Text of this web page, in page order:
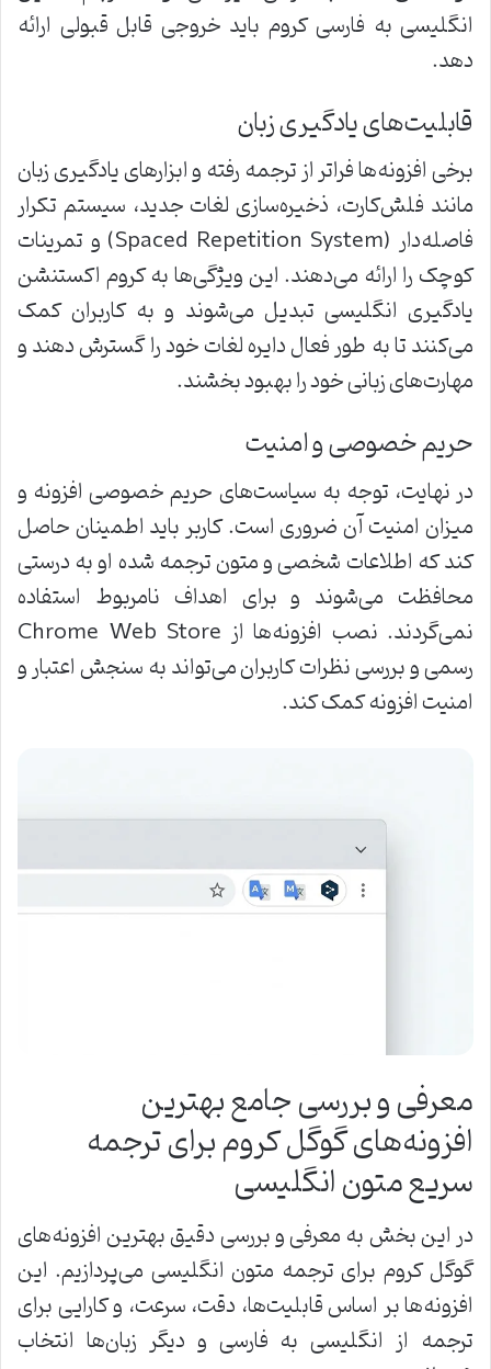
انگلیسی به فارسی کروم باید خروجی قابل قبولی ارائه
دهد.
قابلیت‌های یادگیری زبان
برخی افزونه‌ها فراتر از ترجمه رفته و ابزارهای یادگیری زبان
مانند فلش‌کارت، ذخیره‌سازی لغات جدید، سیستم تکرار
فاصله‌دار (Spaced Repetition System) و تمرینات
کوچک را ارائه می‌دهند. این ویژگی‌ها به کروم اکستنشن
یادگیری انگلیسی تبدیل می‌شوند و به کاربران کمک
می‌کنند تا به طور فعال دایره لغات خود را گسترش دهند و
مهارت‌های زبانی خود را بهبود بخشند.
حریم خصوصی و امنیت
در نهایت، توجه به سیاست‌های حریم خصوصی افزونه و
میزان امنیت آن ضروری است. کاربر باید اطمینان حاصل
کند که اطلاعات شخصی و متون ترجمه شده او به درستی
محافظت می‌شوند و برای اهداف نامربوط استفاده
نمی‌گردند. نصب افزونه‌ها از Chrome Web Store
رسمی و بررسی نظرات کاربران می‌تواند به سنجش اعتبار و
امنیت افزونه کمک کند.
معرفی و بررسی جامع بهترین
افزونه‌های گوگل کروم برای ترجمه
سریع متون انگلیسی
در این بخش به معرفی و بررسی دقیق بهترین افزونه‌های
گوگل کروم برای ترجمه متون انگلیسی می‌پردازیم. این
افزونه‌ها بر اساس قابلیت‌ها، دقت، سرعت، و کارایی برای
ترجمه از انگلیسی به فارسی و دیگر زبان‌ها انتخاب